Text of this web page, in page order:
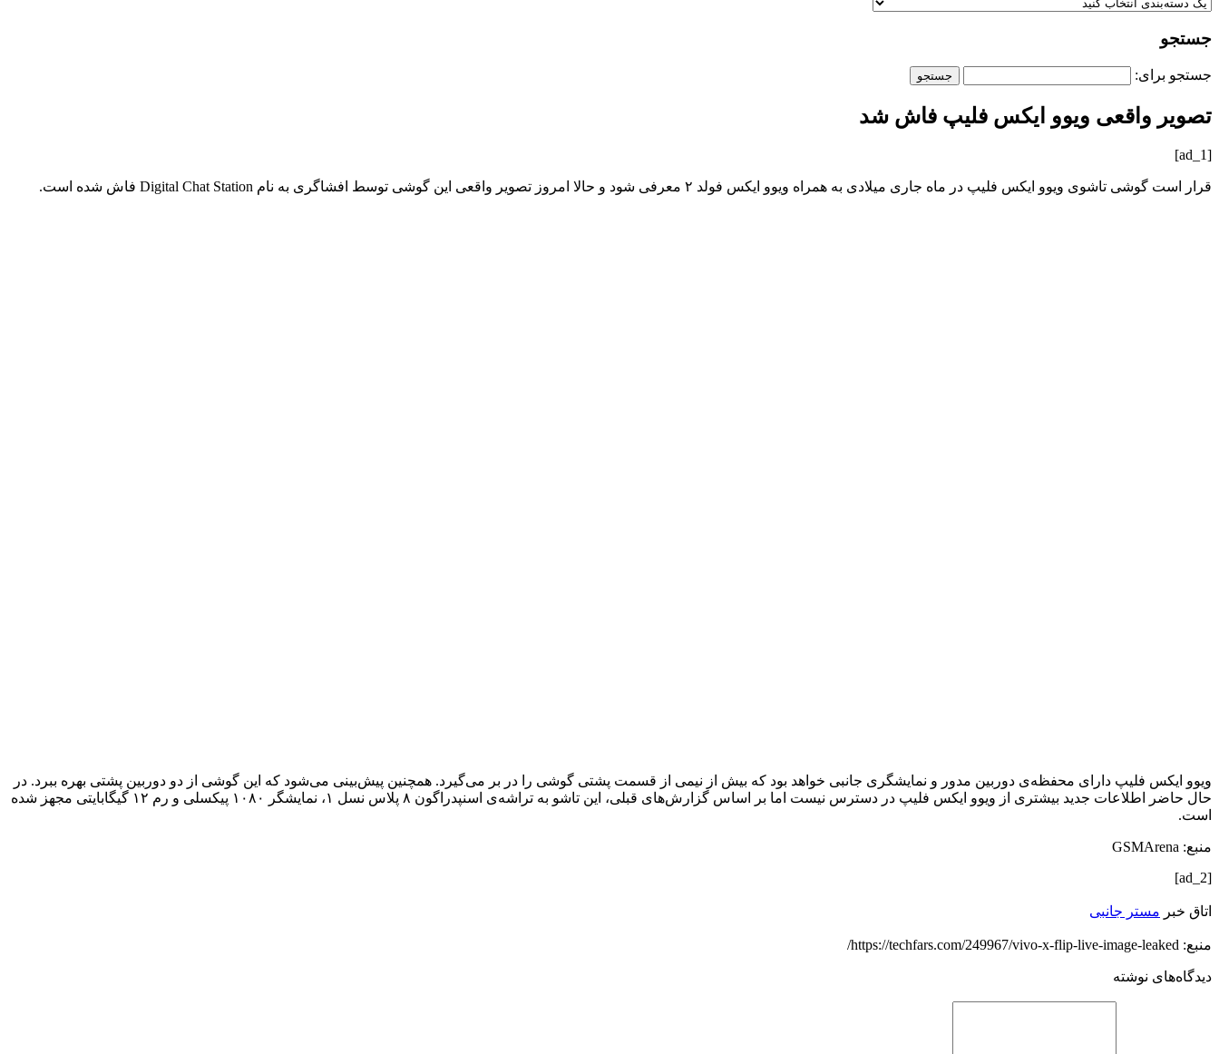
جستجو
جستجو برای:
تصویر واقعی ویوو ایکس فلیپ فاش شد
[ad_1]
قرار است گوشی تاشوی ویوو ایکس فلیپ در ماه جاری میلادی به همراه ویوو ایکس فولد ۲ معرفی شود و حالا امروز تصویر واقعی این گوشی توسط افشاگری به نام Digital Chat Station فاش شده است.
ویوو ایکس فلیپ دارای محفظه‌ی دوربین مدور و نمایشگری جانبی خواهد بود که بیش از نیمی از قسمت پشتی گوشی را در بر می‌گیرد. همچنین پیش‌بینی می‌شود که این گوشی از دو دوربین پشتی بهره ببرد. در
حال حاضر اطلاعات جدید بیشتری از ویوو ایکس فلیپ در دسترس نیست اما بر اساس گزارش‌های قبلی، این تاشو به تراشه‌ی اسنپدراگون ۸ پلاس نسل ۱، نمایشگر ۱۰۸۰ پیکسلی و رم ۱۲ گیگابایتی مجهز شده
است.
منبع: GSMArena
[ad_2]
اتاق خبر مستر جانبی
منبع: https://techfars.com/249967/vivo-x-flip-live-image-leaked/
دیدگاه‌های نوشته